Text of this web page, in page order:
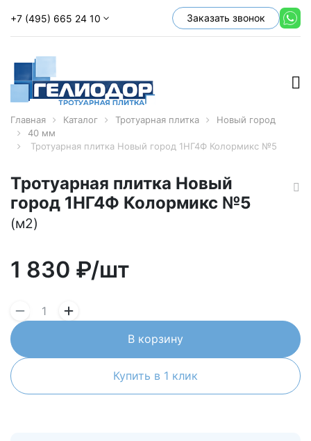
+7 (495) 665 24 10 Заказать звонок
Главная Каталог Тротуарная плитка
Новый город
40 мм
Тротуарная плитка Новый город 1НГ4Ф Колормикс №5
Тротуарная плитка Новый
город 1НГ4Ф Колормикс №5
(м2)
1 830 ₽/шт
В корзину
Купить в 1 клик